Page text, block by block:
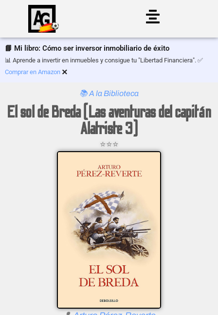
al
contenido
📘 Mi libro: Cómo ser inversor inmobiliario de éxito
📊 Aprende a invertir en inmuebles y consigue tu "Libertad Financiera". ✅
Comprar en Amazon ×
📚 A la Biblioteca
El sol de Breda (Las aventuras del capitán
Alatriste 3)
⭐⭐⭐